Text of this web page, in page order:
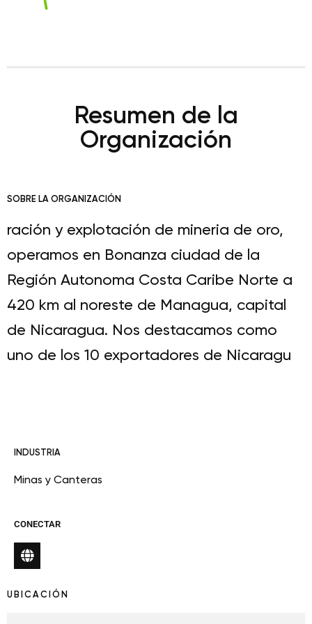
Resumen de la
Organización
SOBRE LA ORGANIZACIÓN
ración y explotación de mineria de oro,
operamos en Bonanza ciudad de la
Región Autonoma Costa Caribe Norte a
420 km al noreste de Managua, capital
de Nicaragua. Nos destacamos como
uno de los 10 exportadores de Nicaragu
INDUSTRIA
Minas y Canteras
CONECTAR
UBICACIÓN